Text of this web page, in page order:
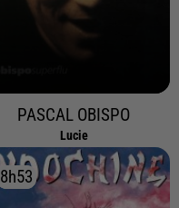
PASCAL OBISPO
Lucie
8h53
8h53